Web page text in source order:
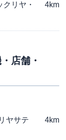
リヤ・
4km
店舗・
ヤサテ
4km